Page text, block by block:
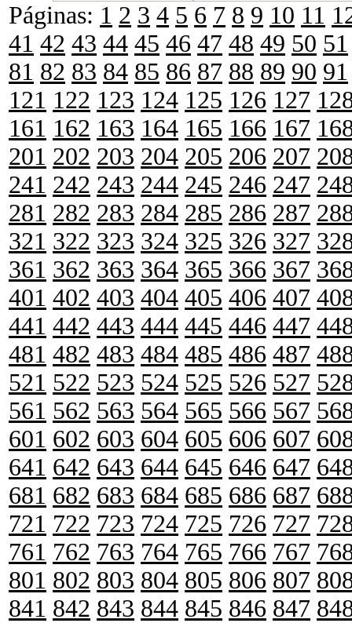
Páginas: 1 2 3 4 5 6 7 8 9 10 11
41 42 43 44 45 46 47 48 49 50 51
81 82 83 84 85 86 87 88 89 90 91
121 122 123 124 125 126 127
161 162 163 164 165 166 167
201 202 203 204 205 206 207
241 242 243 244 245 246 247
281 282 283 284 285 286 287
321 322 323 324 325 326 327
361 362 363 364 365 366 367
401 402 403 404 405 406 407
441 442 443 444 445 446 447
481 482 483 484 485 486 487
521 522 523 524 525 526 527
561 562 563 564 565 566 567
601 602 603 604 605 606 607
641 642 643 644 645 646 647
681 682 683 684 685 686 687
721 722 723 724 725 726 727
761 762 763 764 765 766 767
801 802 803 804 805 806 807
841 842 843 844 845 846 847